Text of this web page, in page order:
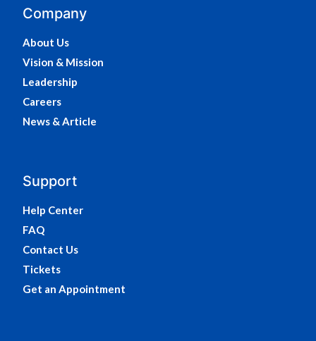
Company
About Us
Vision & Mission
Leadership
Careers
News & Article
Support
Help Center
FAQ
Contact Us
Tickets
Get an Appointment